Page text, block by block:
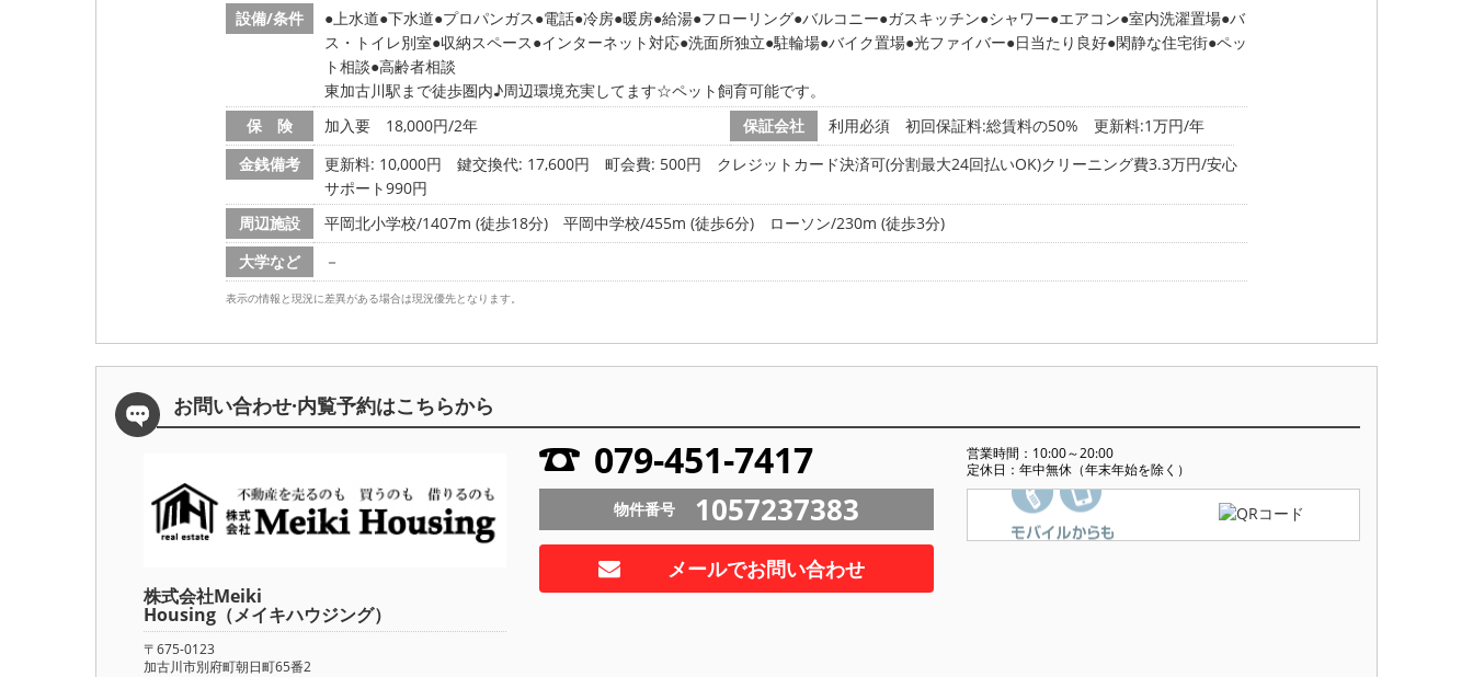
設備/条件
上水道 下水道 プロパンガス 電話 冷房 暖房 給湯 フローリング バルコニー ガスキッチン シャワー エアコン 室内洗濯置場 バ
ス・トイレ別室 収納スペース インターネット対応 洗面所独立 駐輪場 バイク置場 光ファイバー 日当たり良好 閑静な住宅街 ペッ
ト相談 高齢者相談
東加古川駅まで徒歩圏内♪周辺環境充実してます☆ペット飼育可能です。
保 険
加入要 18,000円/2年 保証会社
利用必須 初回保証料:総賃料の50% 更新料:1万円/年
金銭備考
更新料: 10,000円 鍵交換代: 17,600円 町会費: 500円
クレジットカード決済可(分割最大24回払いOK)クリーニング費3.3万円/安心
サポート990円
周辺施設
平岡北小学校/1407m (徒歩18分) 平岡中学校/455m (徒歩6分)
ローソン/230m (徒歩3分)
大学など
－
表示の情報と現況に差異がある場合は現況優先となります。
お問い合わせ·内覧予約はこちらから
株式会社Meiki
Housing（メイキハウジング）
〒675-0123
加古川市別府町朝日町65番2
079-451-7417
営業時間：10:00～20:00
定休日：年中無休（年末年始を除く）
物件番号 1057237383
メールでお問い合わせ